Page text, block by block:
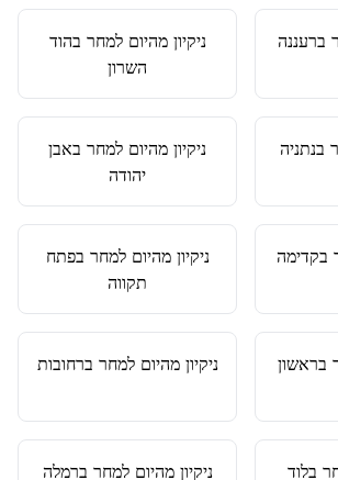
ברעננה ניקיון מהיום למחר בהוד
השרון
בנתניה ניקיון מהיום למחר באבן
יהודה
בקדימה
ניקיון מהיום למחר בפתח
תקווה
בראשון
ניקיון מהיום למחר ברחובות
בלוד ניקיון מהיום למחר ברמלה